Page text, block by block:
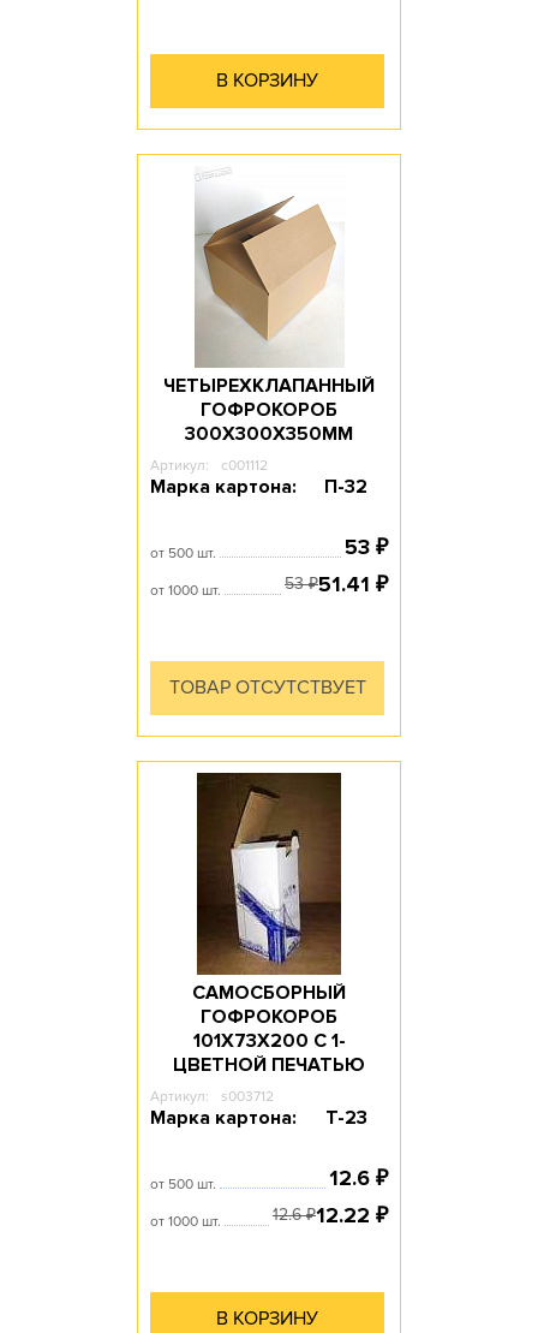
В КОРЗИНУ
ЧЕТЫРЕХКЛАПАННЫЙ
ГОФРОКОРОБ
300Х300Х350ММ
Артикул: c001112
Марка картона: П-32
от 500 шт. 53 ₽
от 1000 шт. 53₽51.41 ₽
ТОВАР ОТСУТСТВУЕТ
САМОСБОРНЫЙ
ГОФРОКОРОБ
101Х73Х200 С 1-
ЦВЕТНОЙ ПЕЧАТЬЮ
Артикул: s003712
Марка картона: Т-23
от 500 шт. 12.6 ₽
от 1000 шт. 12.6₽12.22 ₽
В КОРЗИНУ